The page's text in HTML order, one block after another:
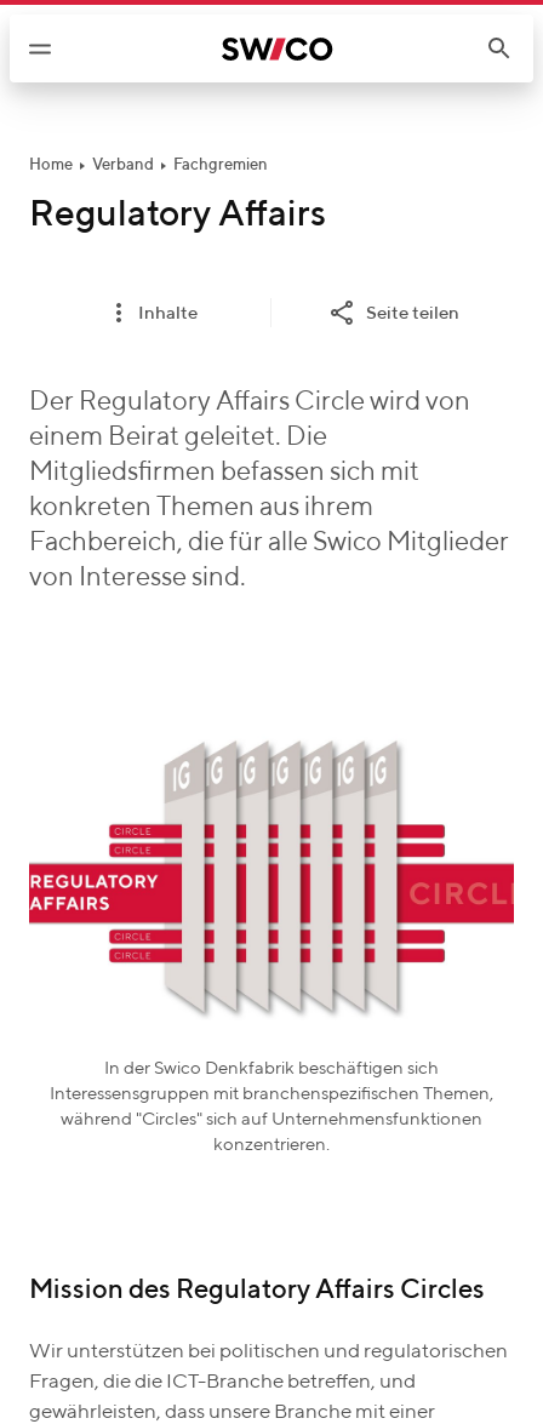
Home Verband Fachgremien
Regulatory Affairs
Inhalte Seite teilen
Der Regulatory Affairs Circle wird von
einem Beirat geleitet. Die
Mitgliedsfirmen befassen sich mit
konkreten Themen aus ihrem
Fachbereich, die für alle Swico Mitglieder
von Interesse sind.
In der Swico Denkfabrik beschäftigen sich
Interessensgruppen mit branchenspezifischen Themen,
während "Circles" sich auf Unternehmensfunktionen
konzentrieren.
Mission des Regulatory Affairs Circles
Wir unterstützen bei politischen und regulatorischen
Fragen, die die ICT-Branche betreffen, und
gewährleisten, dass unsere Branche mit einer